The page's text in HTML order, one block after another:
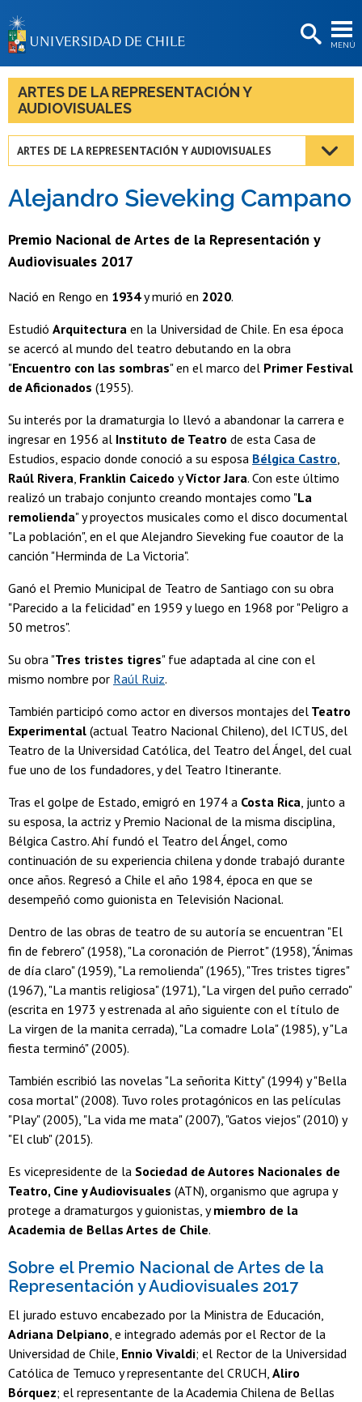
MENÚ
BIBLIOTECAS
LA UNIVERSIDAD
Estudiantes
Egresadas/os
ARTES DE LA REPRESENTACIÓN Y
AUDIOVISUALES
ARTES DE LA REPRESENTACIÓN Y AUDIOVISUALES
Alejandro Sieveking Campano
Premio Nacional de Artes de la Representación y
Audiovisuales 2017
Nació en Rengo en 1934y murió en 2020.
Estudió Arquitectura en la Universidad de Chile. En esa época
se acercó al mundo del teatro debutando en la obra
"Encuentro con las sombras" en el marco del Primer Festival
de Aficionados (1955).
Su interés por la dramaturgia lo llevó a abandonar la carrera e
ingresar en 1956 al Instituto de Teatro de esta Casa de
Estudios, espacio donde conoció a su esposa Bélgica Castro,
Raúl Rivera, Franklin Caicedo yVíctor Jara. Con este último
realizó un trabajo conjunto creando montajes como "La
remolienda" y proyectos musicales como el disco documental
"La población", en el que Alejandro Sieveking fue coautor de la
canción "Herminda de La Victoria".
Ganó el Premio Municipal de Teatro de Santiago con su obra
"Parecido a la felicidad" en 1959 y luego en 1968 por "Peligro a
50 metros".
Su obra "Tres tristes tigres" fue adaptada al cine con el
mismo nombre por Raúl Ruiz.
También participó como actor en diversos montajes del Teatro
Experimental (actual Teatro Nacional Chileno), del ICTUS, del
Teatro de la Universidad Católica, del Teatro del Ángel, del cual
fue uno de los fundadores, y del Teatro Itinerante.
Tras el golpe de Estado, emigró en 1974 a Costa Rica, junto a
su esposa, la actriz y Premio Nacional de la misma disciplina,
Bélgica Castro. Ahí fundó el Teatro del Ángel, como
continuación de su experiencia chilena y donde trabajó durante
once años. Regresó a Chile el año 1984, época en que se
desempeñó como guionista en Televisión Nacional.
Dentro de las obras de teatro de su autoría se encuentran "El
fin de febrero" (1958), "La coronación de Pierrot" (1958), "Ánimas
de día claro" (1959), "La remolienda" (1965), "Tres tristes tigres"
(1967), "La mantis religiosa" (1971), "La virgen del puño cerrado"
(escrita en 1973 y estrenada al año siguiente con el título de
La virgen de la manita cerrada), "La comadre Lola" (1985), y "La
fiesta terminó" (2005).
También escribió las novelas "La señorita Kitty" (1994) y "Bella
cosa mortal" (2008). Tuvo roles protagónicos en las películas
"Play" (2005), "La vida me mata" (2007), "Gatos viejos" (2010) y
"El club" (2015).
Es vicepresidente de la Sociedad de Autores Nacionales de
Teatro, Cine y Audiovisuales (ATN), organismo que agrupa y
protege a dramaturgos y guionistas, ymiembro de la
Academia de Bellas Artes de Chile.
Sobre el Premio Nacional de Artes de la
Representación y Audiovisuales 2017
El jurado estuvo encabezado por la Ministra de Educación,
Adriana Delpiano, e integrado además por el Rector de la
Universidad de Chile, Ennio Vivaldi; el Rector de la Universidad
Católica de Temuco y representante del CRUCH, Aliro
Bórquez; el representante de la Academia Chilena de Bellas